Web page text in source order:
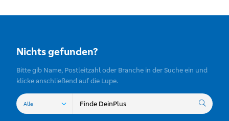
Nichts gefunden?
Bitte gib Name, Postleitzahl oder Branche in der Suche ein und
klicke anschließend auf die Lupe.